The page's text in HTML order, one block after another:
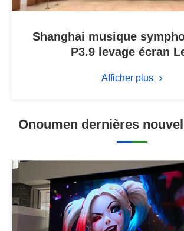
Shanghai musique
P3.9 levage écran
Afficher plus
Onoumen dernières